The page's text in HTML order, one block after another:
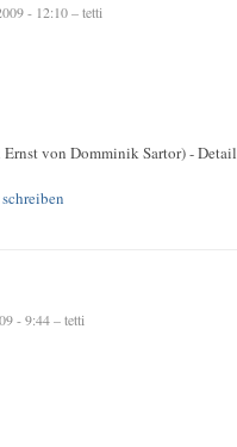
- 12:10 – tetti
Ernst von Domminik Sartor) - Detail
- 9:44 – tetti